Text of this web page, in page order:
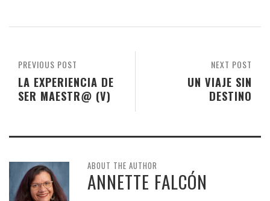
NEXT POST
UN VIAJE SIN
DESTINO
PREVIOUS POST
LA EXPERIENCIA DE
SER MAESTR@ (V)
ABOUT THE AUTHOR
ANNETTE FALCÓN